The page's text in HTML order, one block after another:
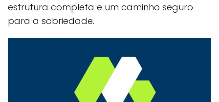
estrutura completa e um caminho seguro
para a sobriedade.